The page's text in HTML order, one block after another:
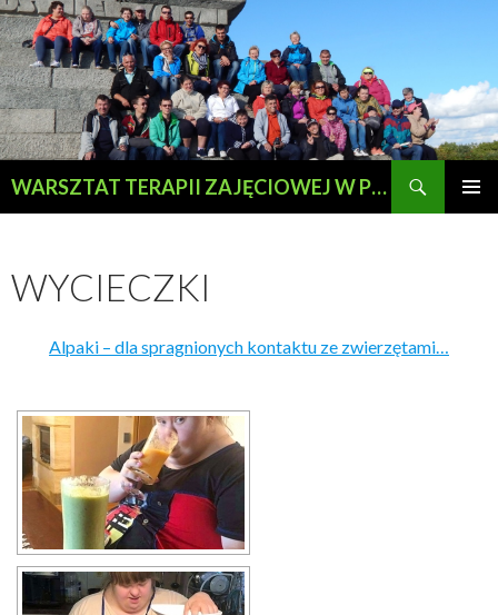
WARSZTAT TERAPII ZAJĘCIOWEJ W PRZEWOZIE
WYCIECZKI
Alpaki – dla spragnionych kontaktu ze zwierzętami…